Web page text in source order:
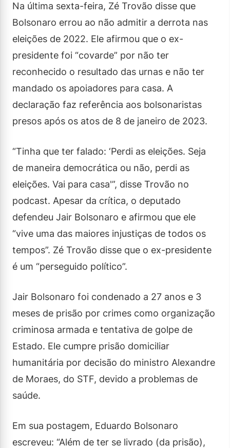
Na última sexta-feira, Zé Trovão disse que
Bolsonaro errou ao não admitir a derrota nas
eleições de 2022. Ele afirmou que o ex-
presidente foi “covarde” por não ter
reconhecido o resultado das urnas e não ter
mandado os apoiadores para casa. A
declaração faz referência aos bolsonaristas
presos após os atos de 8 de janeiro de 2023.
“Tinha que ter falado: ‘Perdi as eleições. Seja
de maneira democrática ou não, perdi as
eleições. Vai para casa'”, disse Trovão no
podcast. Apesar da crítica, o deputado
defendeu Jair Bolsonaro e afirmou que ele
“vive uma das maiores injustiças de todos os
tempos”. Zé Trovão disse que o ex-presidente
é um “perseguido político”.
Jair Bolsonaro foi condenado a 27 anos e 3
meses de prisão por crimes como organização
criminosa armada e tentativa de golpe de
Estado. Ele cumpre prisão domiciliar
humanitária por decisão do ministro Alexandre
de Moraes, do STF, devido a problemas de
saúde.
Em sua postagem, Eduardo Bolsonaro
escreveu: “Além de ter se livrado (da prisão),